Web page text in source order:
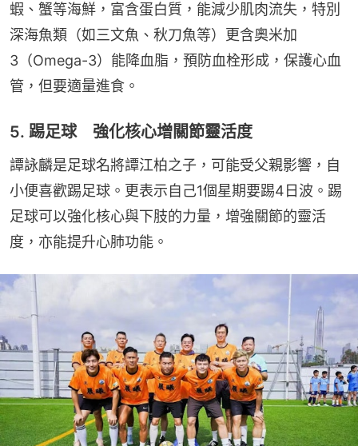
蝦、蟹等海鮮，富含蛋白質，能減少肌肉流失，特別
深海魚類（如三文魚、秋刀魚等）更含奧米加
3（Omega-3）能降血脂，預防血栓形成，保護心血
管，但要適量進食。
5. 踢足球 強化核心增關節靈活度
譚詠麟是足球名將譚江柏之子，可能受父親影響，自
小便喜歡踢足球。更表示自己1個星期要踢4日波。踢
足球可以強化核心與下肢的力量，增強關節的靈活
度，亦能提升心肺功能。